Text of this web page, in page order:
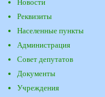
Новости
Реквизиты
Населенные пункты
Администрация
Совет депутатов
Документы
Учреждения